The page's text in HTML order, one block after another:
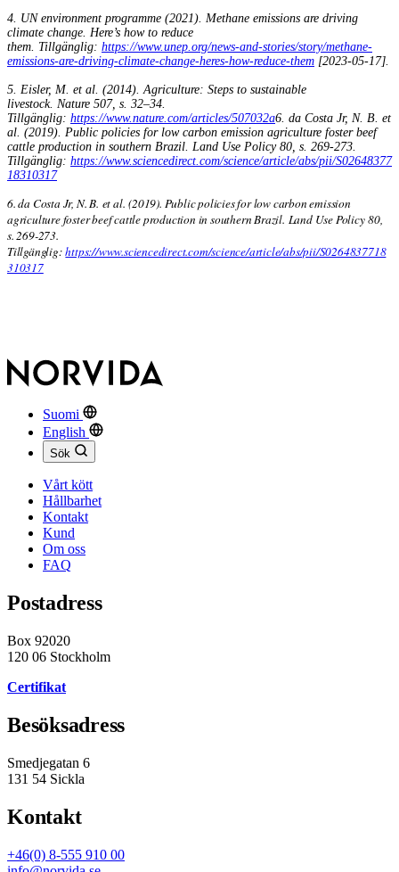
4. UN environment programme (2021). Methane emissions are driving
climate change. Here’s how to reduce
them. Tillgänglig: https://www.unep.org/news-and-stories/story/methane-
emissions-are-driving-climate-change-heres-how-reduce-them [2023-05-17].
5. Eisler, M. et al. (2014). Agriculture: Steps to sustainable
livestock. Nature 507, s. 32–34.
Tillgänglig: https://www.nature.com/articles/507032a6. da Costa Jr, N. B. et
al. (2019). Public policies for low carbon emission agriculture foster beef
cattle production in southern Brazil. Land Use Policy 80, s. 269-273.
Tillgänglig: https://www.sciencedirect.com/science/article/abs/pii/S02648377
18310317
6. da Costa Jr, N. B. et al.(2019). Public policies for low carbon emission
agriculture foster beef cattle production in southern Brazil. Land Use Policy80,
s. 269-273.
Tillgänglig:https://www.sciencedirect.com/science/article/abs/pii/S0264837718
310317
Suomi
English
Sök
Vårt kött
Hållbarhet
Kontakt
Kund
Om oss
FAQ
Postadress
Box 92020
120 06 Stockholm
Certifikat
Besöksadress
Smedjegatan 6
131 54 Sickla
Kontakt
+46(0) 8-555 910 00